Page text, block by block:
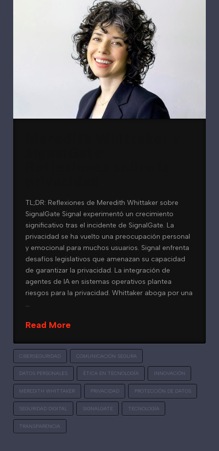
TL;DR: Reflexiones de Meredith Whittaker sobre
SignalGate Signal experimentó un crecimiento
significativo tras el incidente de SignalGate. La
privacidad se ha vuelto una preocupación personal
y emocional para muchos usuarios. Signal enfrenta
desafíos legislativos que amenazan su capacidad
de garantizar la privacidad. La integración de
agentes de IA en sistemas operativos plantea
riesgos para la privacidad. Whittaker aboga por una
…
Read More
CIBERSEGURIDAD COMUNICACIÓN SEGURA
DATOS PERSONALES ÉTICA EN TECNOLOGÍA INNOVACIÓN
MEREDITH WHITTAKER PRIVACIDAD PROTECCIÓN DE DATOS
SEGURIDAD DIGITAL SIGNALGATE TECNOLOGÍA
TRANSPARENCIA